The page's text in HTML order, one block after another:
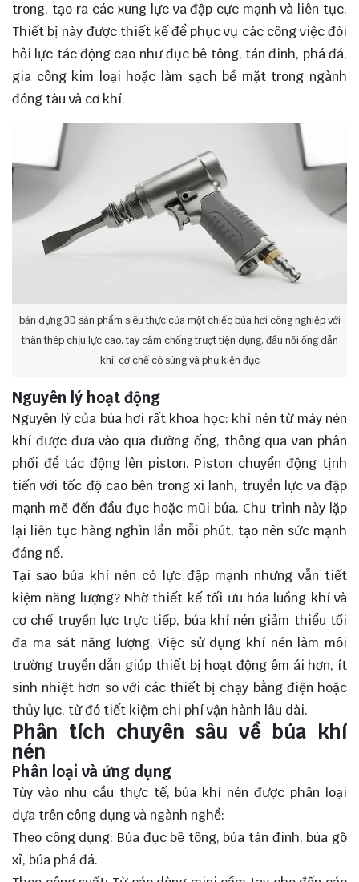
trong, tạo ra các xung lực va đập cực mạnh và liên tục.
Thiết bị này được thiết kế để phục vụ các công việc đòi
hỏi lực tác động cao như đục bê tông, tán đinh, phá đá,
gia công kim loại hoặc làm sạch bề mặt trong ngành
đóng tàu và cơ khí.
bản dựng 3D sản phẩm siêu thực của một chiếc búa hơi công nghiệp với
thân thép chịu lực cao, tay cầm chống trượt tiện dụng, đầu nối ống dẫn
khí, cơ chế cò súng và phụ kiện đục
Nguyên lý hoạt động
Nguyên lý của búa hơi rất khoa học: khí nén từ máy nén
khí được đưa vào qua đường ống, thông qua van phân
phối để tác động lên piston. Piston chuyển động tịnh
tiến với tốc độ cao bên trong xi lanh, truyền lực va đập
mạnh mẽ đến đầu đục hoặc mũi búa. Chu trình này lặp
lại liên tục hàng nghìn lần mỗi phút, tạo nên sức mạnh
đáng nể.
Tại sao búa khí nén có lực đập mạnh nhưng vẫn tiết
kiệm năng lượng? Nhờ thiết kế tối ưu hóa luồng khí và
cơ chế truyền lực trực tiếp, búa khí nén giảm thiểu tối
đa ma sát năng lượng. Việc sử dụng khí nén làm môi
trường truyền dẫn giúp thiết bị hoạt động êm ái hơn, ít
sinh nhiệt hơn so với các thiết bị chạy bằng điện hoặc
thủy lực, từ đó tiết kiệm chi phí vận hành lâu dài.
Phân tích chuyên sâu về búa khí
nén
Phân loại và ứng dụng
Tùy vào nhu cầu thực tế, búa khí nén được phân loại
dựa trên công dụng và ngành nghề:
Theo công dụng: Búa đục bê tông, búa tán đinh, búa gõ
xỉ, búa phá đá.